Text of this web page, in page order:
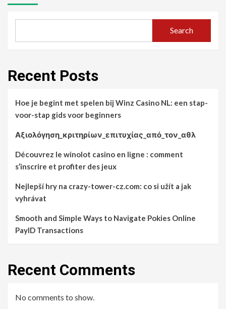
Search
Recent Posts
Hoe je begint met spelen bij Winz Casino NL: een stap-
voor-stap gids voor beginners
Αξιολόγηση_κριτηρίων_επιτυχίας_από_τον_αθλ
Découvrez le winolot casino en ligne : comment
s’inscrire et profiter des jeux
Nejlepší hry na crazy-tower-cz.com: co si užít a jak
vyhrávat
Smooth and Simple Ways to Navigate Pokies Online
PayID Transactions
Recent Comments
No comments to show.